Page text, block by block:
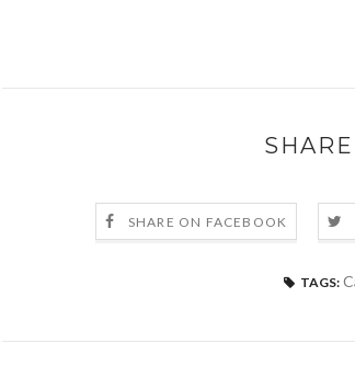
SHARE ON FACEBOOK
TAGS: